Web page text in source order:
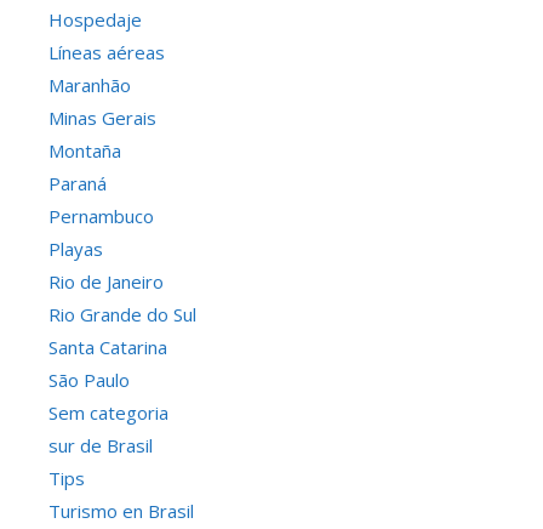
Hospedaje
Líneas aéreas
Maranhão
Minas Gerais
Montaña
Paraná
Pernambuco
Playas
Rio de Janeiro
Rio Grande do Sul
Santa Catarina
São Paulo
Sem categoria
sur de Brasil
Tips
Turismo en Brasil